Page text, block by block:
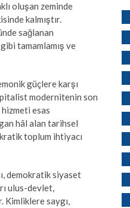
oluşan zeminde
kalmıştır.
sağlanan
tamamlamış ve
güçlere karşı
modernitenin son
esas
hâl alan tarihsel
toplum ihtiyacı
demokratik siyaset
ulus-devlet,
Kimliklere saygı,